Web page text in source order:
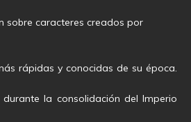
sobre caracteres creados por
rápidas y conocidas de su época.
la consolidación del Imperio